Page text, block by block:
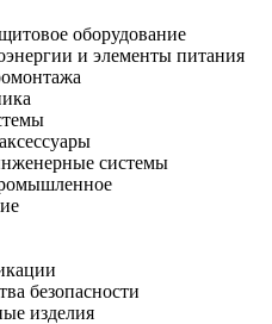
оборудование
и элементы питания
системы
безопасности
изделия